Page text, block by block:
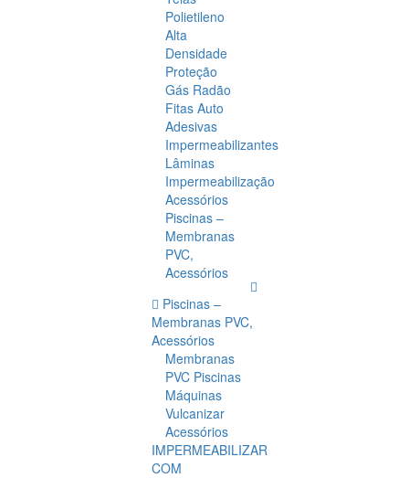
Polietileno
Alta
Densidade
Proteção
Gás Radão
Fitas Auto
Adesivas
Impermeabilizantes
Lâminas
Impermeabilização
Acessórios
Piscinas –
Membranas
PVC,
Acessórios
Piscinas –
Membranas PVC,
Acessórios
Membranas
PVC Piscinas
Máquinas
Vulcanizar
Acessórios
IMPERMEABILIZAR
COM